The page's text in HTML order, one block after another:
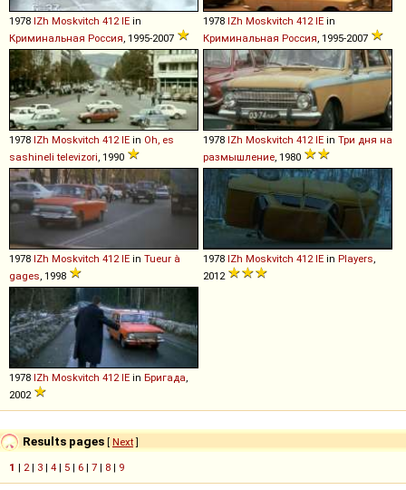
1978 IZh Moskvitch 412 IE in
Криминальная Россия, 1995-2007
1978 IZh Moskvitch 412 IE in
Криминальная Россия, 1995-2007
1978 IZh Moskvitch 412 IE in Oh, es
sashineli televizori, 1990
1978 IZh Moskvitch 412 IE in Три дня на
размышление, 1980
1978 IZh Moskvitch 412 IE in Tueur à
gages, 1998
1978 IZh Moskvitch 412 IE in Players,
2012
1978 IZh Moskvitch 412 IE in Бригада,
2002
Results pages [ Next]
1 | 2| 3 | 4 | 5 | 6 | 7 | 8 | 9